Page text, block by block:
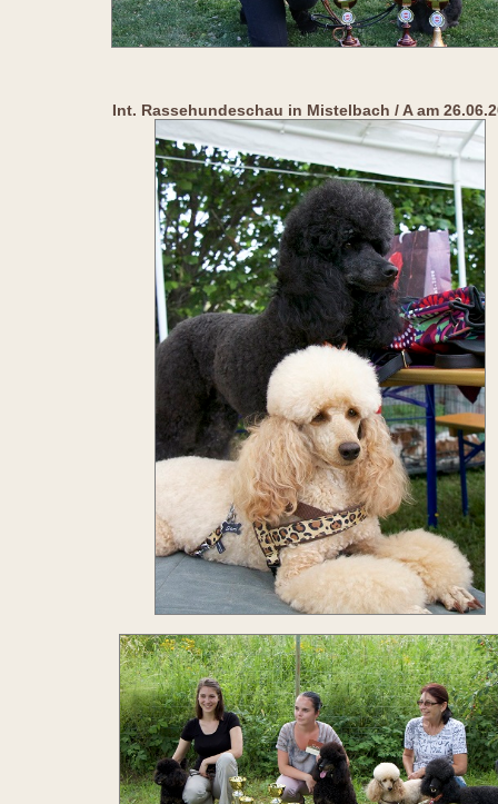
Int. Rassehundeschau in Mistelbach / A am